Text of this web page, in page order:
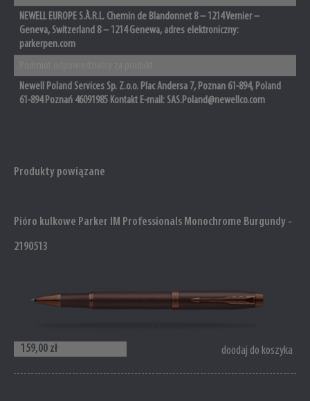
NEWELL EUROPE S.À.R.L. Chemin de Blandonnet 8 – 1214 Vernier –
Geneva, Switzerland 8 – 1214 Genewa, adres elektroniczny:
parkerpen.com
Newell Poland Services Sp. Z.o.o. Plac Andersa 7, Poznan 61-894, Poland
61-894 Poznań 46091985 Kontakt E-mail: SAS.Poland@newellco.com
Produkty powiązane
Pióro kulkowe Parker IM Professionals Monochrome Burgundy -
2190513
159,00 zł doodaj do koszyka